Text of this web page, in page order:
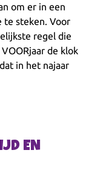
om er in een
te steken. Voor
regel die
de klok
in het najaar
EN